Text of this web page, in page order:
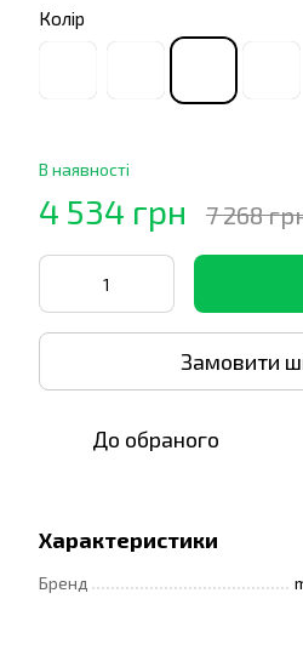
Колір
В наявності
4 534 грн 7 268
Замовити
До обраного
Характеристики
Бренд